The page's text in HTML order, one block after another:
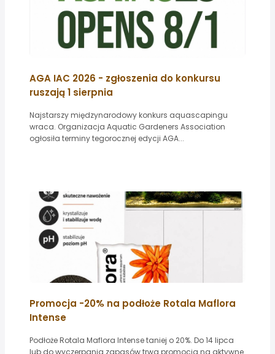
AGA IAC 2026 - zgłoszenia do konkursu
ruszają 1 sierpnia
Najstarszy międzynarodowy konkurs aquascapingu
wraca. Organizacja Aquatic Gardeners Association
ogłosiła terminy tegorocznej edycji AGA...
Promocja -20% na podłoże Rotala Maflora
Intense
Podłoże Rotala Maflora Intense taniej o 20%. Do 14 lipca